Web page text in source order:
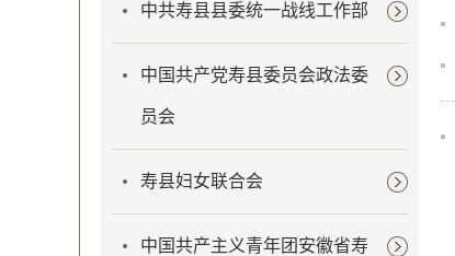
中共寿县县委统一战线工作部
中国共产党寿县委员会政法委
员会
寿县妇女联合会
中国共产主义青年团安徽省寿